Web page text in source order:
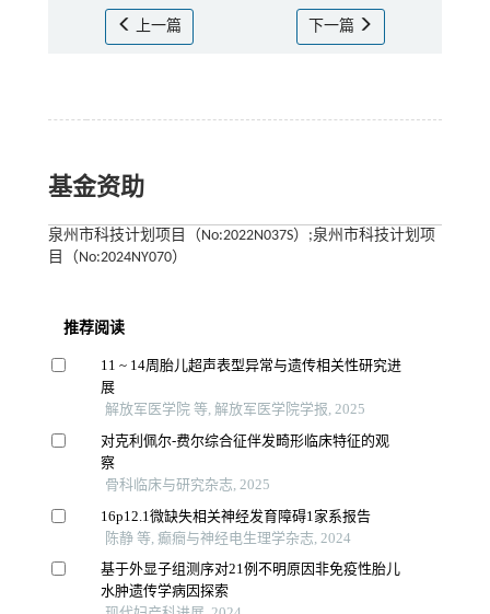
上一篇 下一篇
基金资助
泉州市科技计划项目（No:2022N037S）;泉州市科技计划项
目（No:2024NY070）